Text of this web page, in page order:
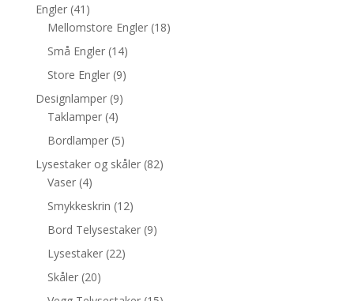
Engler (41)
Mellomstore Engler (18)
Små Engler (14)
Store Engler (9)
Designlamper (9)
Taklamper (4)
Bordlamper (5)
Lysestaker og skåler (82)
Vaser (4)
Smykkeskrin (12)
Bord Telysestaker (9)
Lysestaker (22)
Skåler (20)